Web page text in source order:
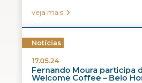
veja mais
Notícias
17.05.24
Fernando Moura participa
Welcome Coffee – Belo